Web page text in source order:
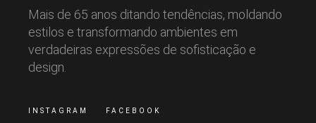
Mais de 65 anos ditando tendências, moldando
estilos e transformando ambientes em
verdadeiras expressões de sofisticação e
design.
INSTAGRAM FACEBOOK